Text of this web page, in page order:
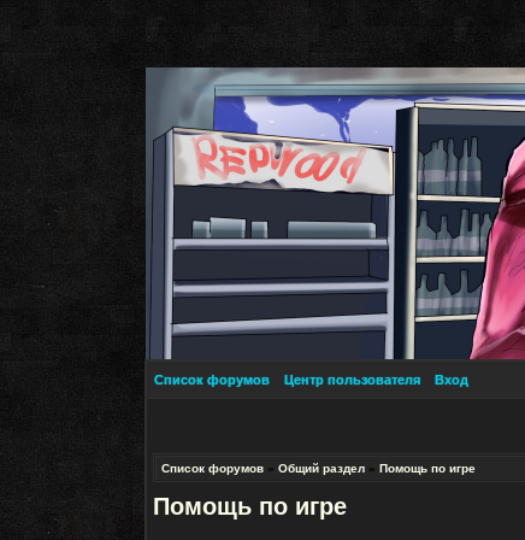
Список форумов Центр пользователя Вход
Список форумов » Общий раздел » Помощь по игре
Помощь по игре